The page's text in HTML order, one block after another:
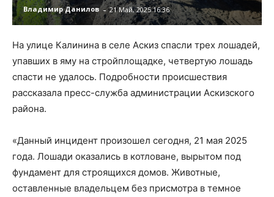
Владимир Данилов - 21 Май, 2025 16:36
На улице Калинина в селе Аскиз спасли трех лошадей,
упавших в яму на стройплощадке, четвертую лошадь
спасти не удалось. Подробности происшествия
рассказала пресс-служба администрации Аскизского
района.
«Данный инцидент произошел сегодня, 21 мая 2025
года. Лошади оказались в котловане, вырытом под
фундамент для строящихся домов. Животные,
оставленные владельцем без присмотра в темное